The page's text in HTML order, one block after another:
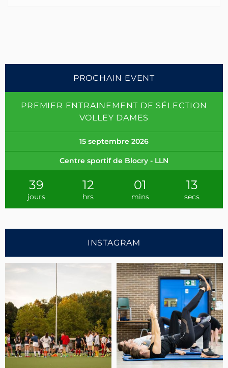
PROCHAIN EVENT
PREMIER ENTRAINEMENT DE SÉLECTION
VOLLEY DAMES
15 septembre 2026
Centre sportif de Blocry - LLN
39
jours
12
hrs
01
mins
12
secs
INSTAGRAM